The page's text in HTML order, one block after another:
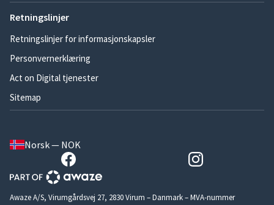
Retningslinjer
Retningslinjer for informasjonskapsler
Personvernerklæring
Act on Digital tjenester
Sitemap
Norsk — NOK
Awaze A/S, Virumgårdsvej 27, 2830 Virum – Danmark – MVA-nummer